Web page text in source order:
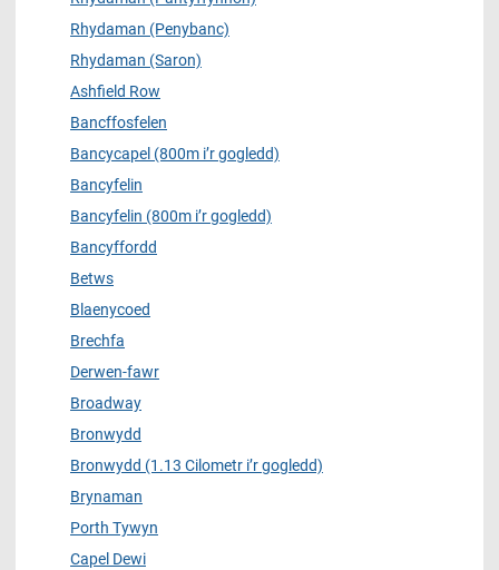
Rhydaman (Penybanc)
Rhydaman (Saron)
Ashfield Row
Bancffosfelen
Bancycapel (800m i’r gogledd)
Bancyfelin
Bancyfelin (800m i’r gogledd)
Bancyffordd
Betws
Blaenycoed
Brechfa
Derwen-fawr
Broadway
Bronwydd
Bronwydd (1.13 Cilometr i’r gogledd)
Brynaman
Porth Tywyn
Capel Dewi